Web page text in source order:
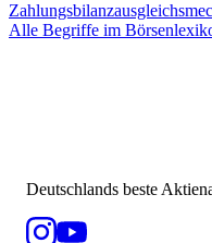
Alle Begriffe im
Deutschlands beste